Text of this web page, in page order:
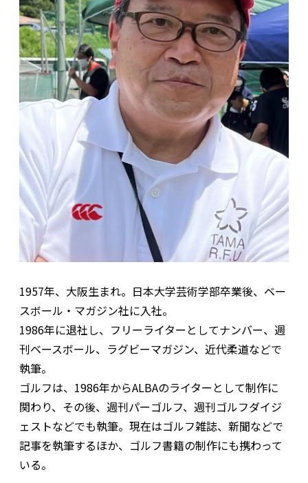
1957年、大阪生まれ。日本大学芸術学部卒業後、ベー
スボール・マガジン社に入社。
1986年に退社し、フリーライターとしてナンバー、週
刊ベースボール、ラグビーマガジン、近代柔道などで
執筆。
ゴルフは、1986年からALBAのライターとして制作に
関わり、その後、週刊パーゴルフ、週刊ゴルフダイジ
ェストなどでも執筆。現在はゴルフ雑誌、新聞などで
記事を執筆するほか、ゴルフ書籍の制作にも携わって
いる。